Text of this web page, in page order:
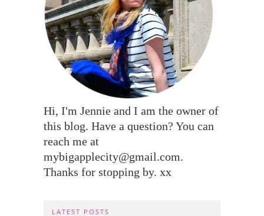
Hi, I'm Jennie and I am the owner of
this blog. Have a question? You can
reach me at
mybigapplecity@gmail.com.
Thanks for stopping by. xx
LATEST POSTS